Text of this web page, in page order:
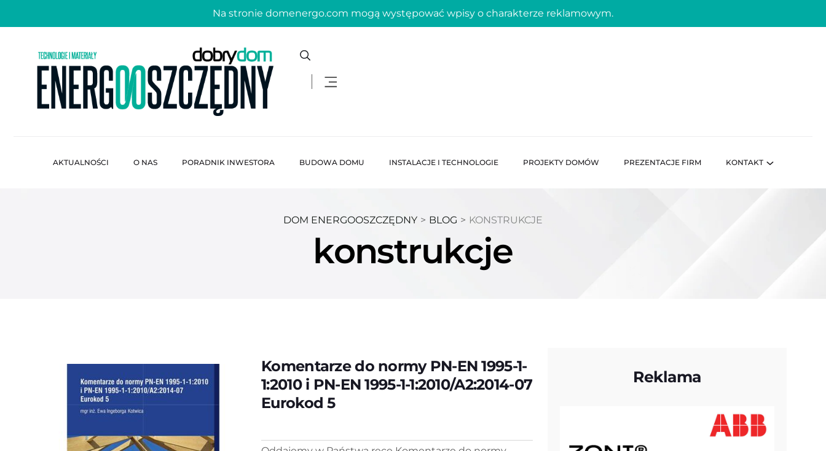
Na stronie domenergo.com mogą występować wpisy o charakterze reklamowym.
AKTUALNOŚCI O NAS PORADNIK INWESTORA BUDOWA DOMU INSTALACJE I TECHNOLOGIE PROJEKTY DOMÓW PREZENTACJE FIRM KONTAKT
DOM ENERGOOSZCZĘDNY > BLOG > KONSTRUKCJE
konstrukcje
Komentarze do normy PN-EN 1995-1-
1:2010 i PN-EN 1995-1-1:2010/A2:2014-07
Eurokod 5
Reklama